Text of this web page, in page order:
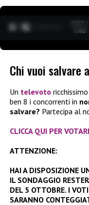
0:27 /
1:40
Chi vuoi salvare
Un televoto
ben 8 i concorrenti in
salvare? Partecipa al
CLICCA QUI PER
ATTENZIONE:
HAI A DISPOSIZIONE
IL SONDAGGIO
DEL 5 OTTOBRE. I
SARANNO